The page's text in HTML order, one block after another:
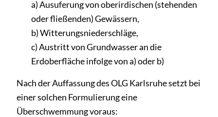
a) Ausuferung von oberirdischen (stehenden
oder fließenden) Gewässern,
b) Witterungsniederschläge,
c) Austritt von Grundwasser an die
Erdoberfläche infolge von a) oder b)
Nach der Auffassung des OLG Karlsruhe setzt bei
einer solchen Formulierung eine
Überschwemmung voraus: